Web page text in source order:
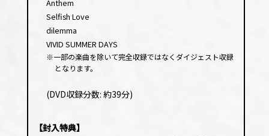
Anthem
Selfish Love
dilemma
VIVID SUMMER DAYS
※一部の楽曲を除いて完全収録ではなくダイジェスト収録
となります。
(DVD収録分数: 約39分)
【封入特典】